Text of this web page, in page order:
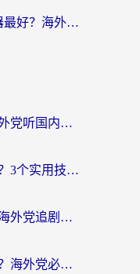
英国玩QQ飞车用什么加速器最好？海外党亲测，告别漂移卡顿的终极选择
酷我音乐国外版权限制？海外党听国内歌、玩游戏、看剧的一站式解决方案
有缘网在老挝用不了怎么办？3个实用技巧解决海外访问国内服务难题
台湾怎么打不开我的长沙？海外党追剧看片、用环球时报不卡的实用指南
洋码头在缅甸用不了怎么办？海外党必备回国加速指南，解决追剧购物生活服务难题